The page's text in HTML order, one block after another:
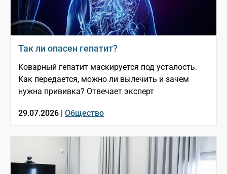
Так ли опасен гепатит?
Коварный гепатит маскируется под усталость.
Как передается, можно ли вылечить и зачем
нужна прививка? Отвечает эксперт
29.07.2026 | Общество